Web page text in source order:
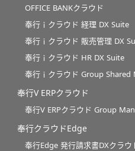
OFFICE BANKクラウド
奉行ｉクラウド 経理 DX Suite
奉行ｉクラウド 販売管理 DX
奉行ｉクラウド HR DX Suite
奉行ｉクラウド Group Shared
奉行V ERPクラウド
奉行V ERPクラウド Group
奉行クラウドEdge
奉行Edge 発行請求書DXクラウ